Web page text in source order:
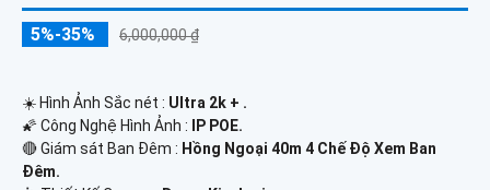
5%-35% 6,000,000 ₫
☀️ Hình Ảnh Sắc nét : Ultra 2k + .
🌠 Công Nghệ Hình Ảnh :
IP POE.
🔴 Giám sát Ban Đêm : Hồng Ngoại 40m 4 Chế Độ Xem Ban
Đêm.